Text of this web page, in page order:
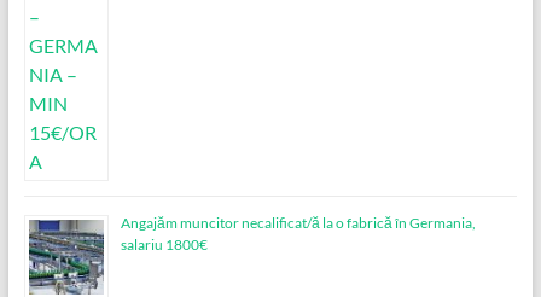
Angajăm muncitor necalificat/ă la o fabrică în Germania,
salariu 1800€